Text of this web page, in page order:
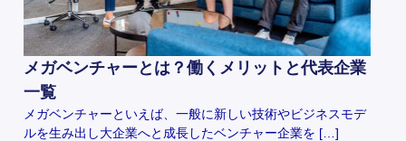
メガベンチャーとは？働くメリットと代表企業
一覧
メガベンチャーといえば、一般に新しい技術やビジネスモデ
ルを生み出し大企業へと成長したベンチャー企業を […]